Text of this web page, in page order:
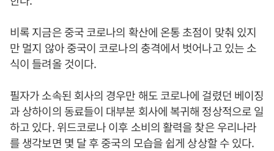
비록 지금은 중국 코로나의 확산에 온통 초점이 맞춰 있지
만 멀지 않아 중국이 코로나의 충격에서 벗어나고 있는 소
식이 들려올 것이다.
필자가 소속된 회사의 경우만 해도 코로나에 걸렸던 베이징
과 상하이의 동료들이 대부분 회사에 복귀해 정상적으로 일
하고 있다. 위드코로나 이후 소비의 활력을 찾은 우리나라
를 생각보면 몇 달 후 중국의 모습을 쉽게 상상할 수 있다.